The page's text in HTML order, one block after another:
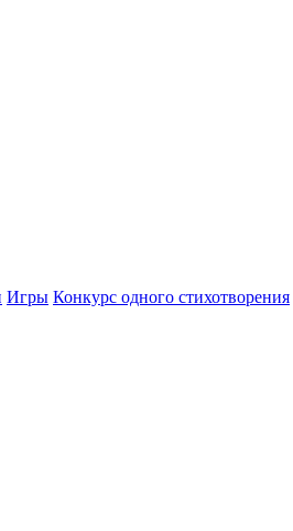
Игры Конкурс одного стихотворения